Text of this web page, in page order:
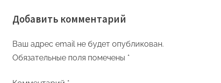
записям
v
o
u
x
P
o
Добавить комментарий
Ваш адрес email не будет опубликован.
Обязательные поля помечены *